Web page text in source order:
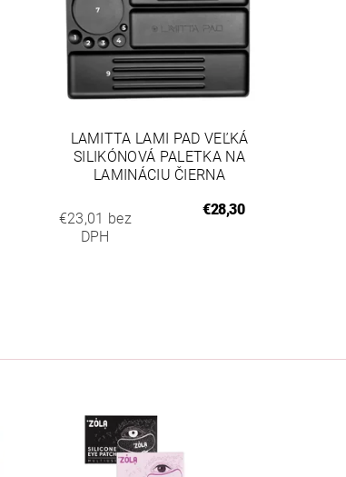
LAMITTA LAMI PAD VEĽKÁ
SILIKÓNOVÁ PALETKA NA
LAMINÁCIU ČIERNA
€23,01 bez
DPH
€28,30